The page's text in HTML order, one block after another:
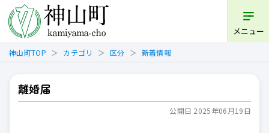
メニュー
神山町TOP カテゴリ 区分 新着情報
離婚届
公開日 2025年06月19日